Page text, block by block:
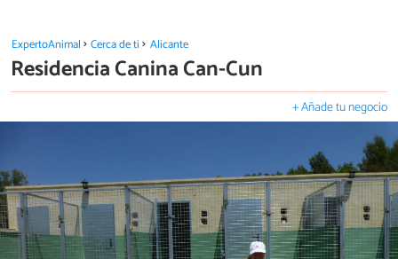
ExpertoAnimal Cerca de ti Alicante
Residencia Canina Can-Cun
+ Añade tu negocio